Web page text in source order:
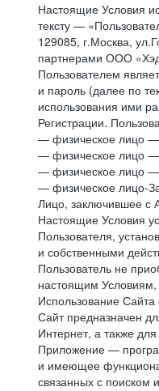
Настоящие Условия
тексту —
129085, г.Москва,
партнерами ООО
Пользователем
и пароль (далее по
использования ими
Регистрации.
— физическое лицо —
— физическое лицо —
— физическое лицо —
— физическое лицо-
Лицо, заключившее с
Настоящие Условия
Пользователя,
и собственными
Пользователь не
настоящим Условиям,
Использование
Сайт предназначен
Интернет, а также
Приложение —
и имеющее
связанных с поиском